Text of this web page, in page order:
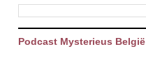
Podcast Mysterieus België